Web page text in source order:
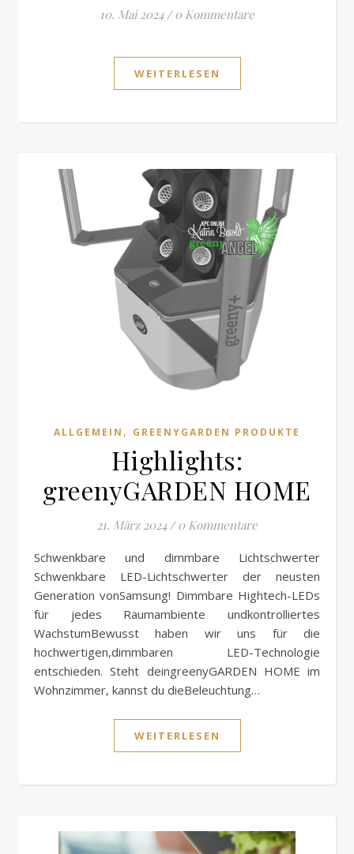
10. Mai 2024 / 0 Kommentare
WEITERLESEN
ALLGEMEIN , GREENYGARDEN PRODUKTE
Highlights:
greenyGARDEN HOME
21. März 2024 / 0 Kommentare
Schwenkbare und dimmbare Lichtschwerter
Schwenkbare LED-Lichtschwerter der neusten
Generation vonSamsung! Dimmbare Hightech-LEDs
für jedes Raumambiente undkontrolliertes
WachstumBewusst haben wir uns für die
hochwertigen,dimmbaren LED-Technologie
entschieden. Steht deingreenyGARDEN HOME im
Wohnzimmer, kannst du dieBeleuchtung…
WEITERLESEN